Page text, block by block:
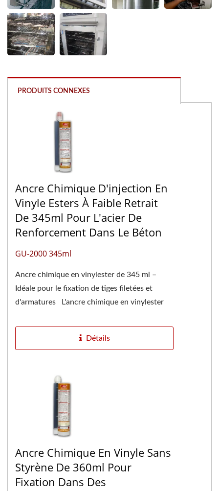
PRODUITS CONNEXES
Ancre Chimique D'injection En
Vinyle Esters À Faible Retrait
De 345ml Pour L'acier De
Renforcement Dans Le Béton
GU-2000 345ml
Ancre chimique en vinylester de 345 ml –
Idéale pour le fixation de tiges filetées et
d'armatures L'ancre chimique en vinylester
Détails
Ancre Chimique En Vinyle Sans
Styrène De 360ml Pour
Fixation Dans Des